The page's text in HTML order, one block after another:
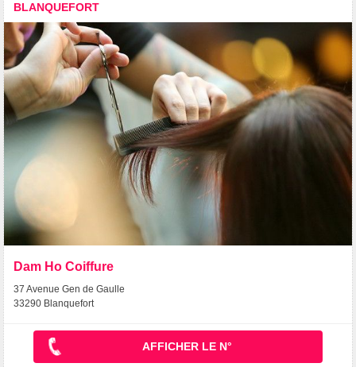
BLANQUEFORT
Dam Ho Coiffure
37 Avenue Gen de Gaulle
33290 Blanquefort
AFFICHER LE N°